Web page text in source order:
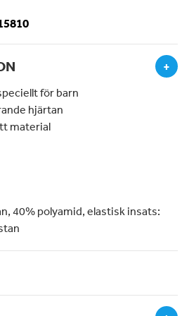
+
för barn
hjärtan
material
40% polyamid, elastisk insats: